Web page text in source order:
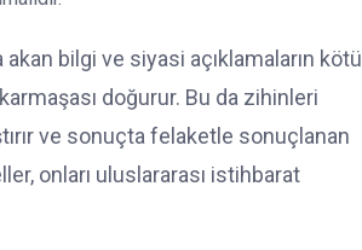
bilgi ve siyasi açıklamaların kötü
doğurur. Bu da zihinleri
ve sonuçta felaketle sonuçlanan
onları uluslararası istihbarat